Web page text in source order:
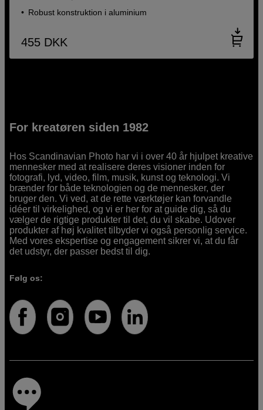
Robust konstruktion i aluminium
455 DKK
For kreatøren siden 1982
Hos Scandinavian Photo har vi i over 40 år hjulpet kreative
mennesker med at realisere deres visioner inden for
fotografi, lyd, video, film, musik, kunst og teknologi. Vi
brænder for både teknologien og de mennesker, der
bruger den. Vi ved, at de rette værktøjer kan forvandle
idéer til virkelighed, og vi er her for at guide dig, så du
vælger de rigtige produkter til det, du vil skabe. Udover
produkter af høj kvalitet tilbyder vi også personlig service.
Med vores ekspertise og engagement sikrer vi, at du får
det udstyr, der passer bedst til dig.
Følg os: